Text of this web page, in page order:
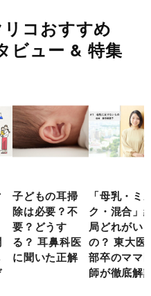
リコおすすめ
ビュー & 特集
子どもの耳掃
除は必要？不
要？どうす
る？ 耳鼻科医
に聞いた正解
「母乳・ミル
ク・混合」結
局どれがいい
の？ 東大医学
部卒のママ医
師が徹底解説